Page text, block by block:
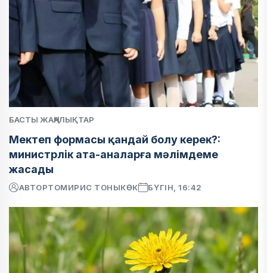
БАСТЫ ЖАҢАЛЫҚТАР
Мектеп формасы қандай болу керек?:
министрлік ата-аналарға мәлімдеме
жасады
АВТОРТОМИРИС ТОНЫКӨК БҮГІН, 16:42